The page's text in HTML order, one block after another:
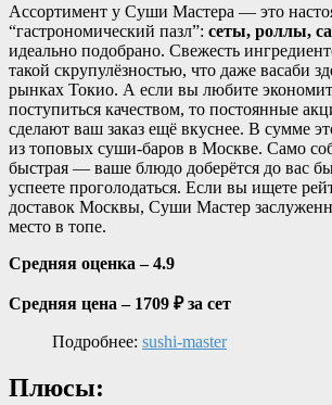
Ассортимент у Суши Мастера — это
“гастрономический пазл”: сеты, роллы,
идеально подобрано. Свежесть
такой скрупулёзностью, что даже васаби
рынках Токио. А если вы любите
поступиться качеством, то постоянные
сделают ваш заказ ещё вкуснее. В сумме
из топовых суши-баров в Москве. Само
быстрая — ваше блюдо доберётся до вас
успеете проголодаться. Если вы ищете
доставок Москвы, Суши Мастер
место в топе.
Средняя оценка – 4.9
Средняя цена – 1709 ₽ за сет
Подробнее: sushi-master
Плюсы: